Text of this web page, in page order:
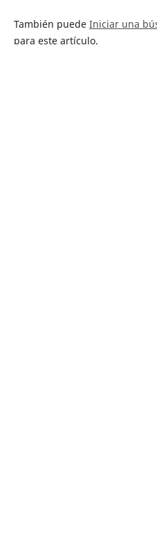
También puede Iniciar una
para este artículo.